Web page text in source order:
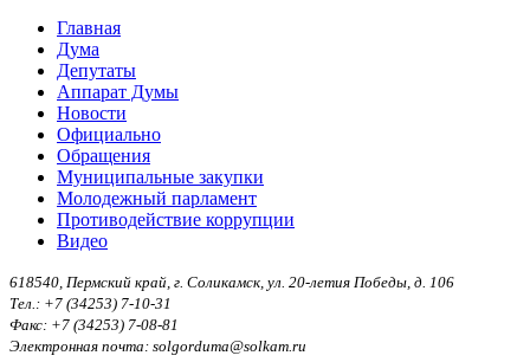
Главная
Дума
Депутаты
Аппарат Думы
Новости
Официально
Обращения
Муниципальные закупки
Молодежный парламент
Противодействие коррупции
Видео
618540, Пермский край, г. Соликамск, ул. 20-летия Победы, д. 106
Тел.: +7 (34253) 7-10-31
Факс: +7 (34253) 7-08-81
Электронная почта: solgorduma@solkam.ru